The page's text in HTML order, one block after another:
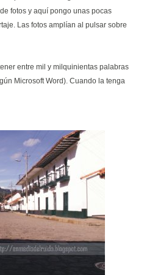
fotos y aquí pongo unas pocas
Las fotos amplían al pulsar sobre
entre mil y milquinientas palabras
Microsoft Word). Cuando la tenga